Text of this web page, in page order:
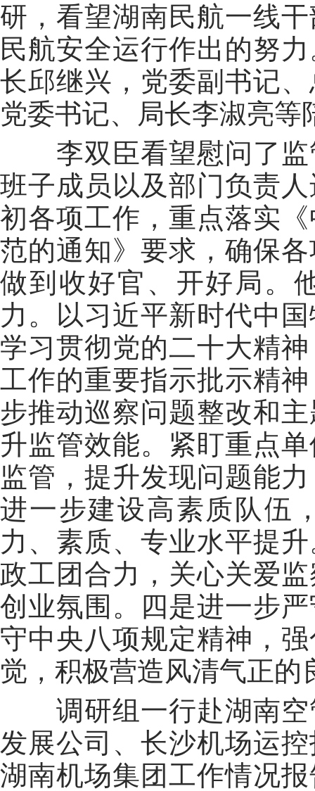
研，看望湖南民航一线
民航安全运行作出的努
长邱继兴，党委副书记
党委书记、局长李淑亮等
李双臣看望慰问了监
班子成员以及部门负责
初各项工作，重点落实
范的通知》要求，确保
做到收好官、开好局。
力。以习近平新时代中
学习贯彻党的二十大精
工作的重要指示批示精
步推动巡察问题整改和
升监管效能。紧盯重点
监管，提升发现问题能
进一步建设高素质队伍
力、素质、专业水平提
政工团合力，关心关爱
创业氛围。四是进一步
守中央八项规定精神，
觉，积极营造风清气正的
调研组一行赴湖南空
发展公司、长沙机场运
湖南机场集团工作情况